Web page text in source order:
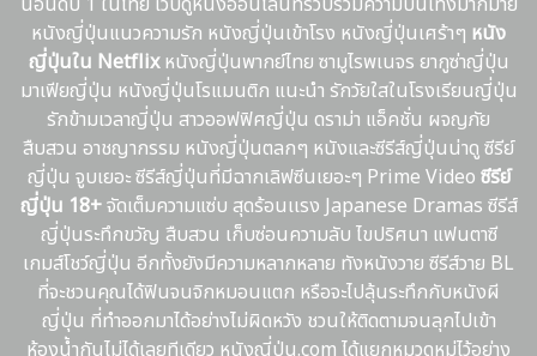
หนังญี่ปุ่นแนวความรัก หนังญี่ปุ่นเข้าโรง หนังญี่ปุ่นเศร้าๆ หนัง
ญี่ปุ่นใน Netflixหนังญี่ปุ่นพากย์ไทย ซามูไรพเนจร ยากูซ่าญี่ปุ่น
มาเฟียญี่ปุ่น หนังญี่ปุ่นโรแมนติก แนะนํา รักวัยใสในโรงเรียนญี่ปุ่น
รักข้ามเวลาญี่ปุ่น สาวออฟฟิศญี่ปุ่น ดราม่า แอ็คชั่น ผจญภัย
สืบสวน อาชญากรรม หนังญี่ปุ่นตลกๆ หนังและซีรีส์ญี่ปุ่นน่าดู ซีรีย์
ญี่ปุ่น จูบเยอะ ซีรีส์ญี่ปุ่นที่มีฉากเลิฟซีนเยอะๆ Prime Video ซีรีย์
ญี่ปุ่น 18+จัดเต็มความแซ่บ สุดร้อนเเรง Japanese Dramas ซีรีส์
ญี่ปุ่นระทึกขวัญ สืบสวน เก็บซ่อนความลับ ไขปริศนา แฟนตาซี
เกมส์โชว์ญี่ปุ่น อีกทั้งยังมีความหลากหลาย ทังหนังวาย ซีรีส์วาย BL
ที่จะชวนคุณได้ฟินจนจิกหมอนแตก หรือจะไปลุ้นระทึกกับหนังผี
ญี่ปุ่น ที่ทำออกมาได้อย่างไม่ผิดหวัง ชวนให้ติดตามจนลุกไปเข้า
ห้องน้ำกันไม่ได้เลยทีเดียว หนังญี่ปุ่น.com ได้แยกหมวดหมู่ไว้อย่าง